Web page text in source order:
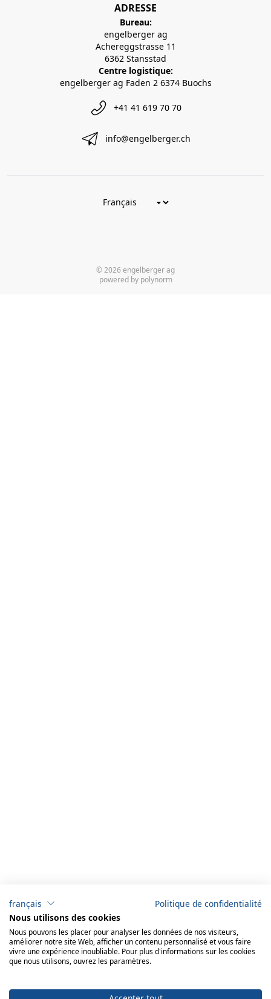
ADRESSE
Bureau:
engelberger ag
Achereggstrasse 11
6362 Stansstad
Centre logistique:
engelberger ag Faden 2 6374 Buochs
+41 41 619 70 70
info@engelberger.ch
© 2026 engelberger ag
powered by polynorm
français
Politique de confidentialité
Nous utilisons des cookies
Nous pouvons les placer pour analyser les données de nos visiteurs,
améliorer notre site Web, afficher un contenu personnalisé et vous faire
vivre une expérience inoubliable. Pour plus d'informations sur les cookies
que nous utilisons, ouvrez les paramètres.